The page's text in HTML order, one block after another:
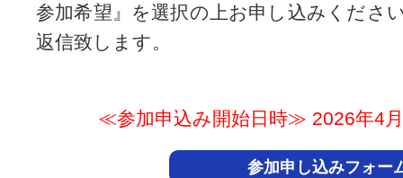
参加希望』を選択の上お申し込みくださ
返信致します。
≪参加申込み開始日時≫ 2026年4
参加申し込みフォー